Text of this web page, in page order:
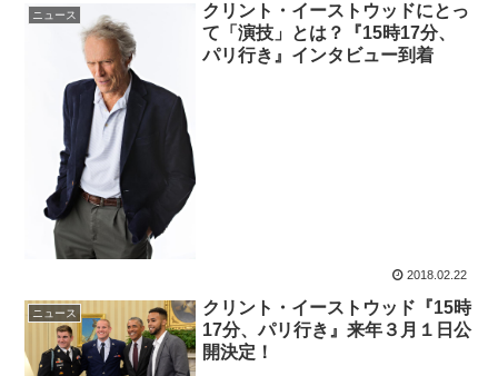
ニュース
クリント・イーストウッドにとっ
て「演技」とは？『15時17分、
パリ行き』インタビュー到着
2018.02.22
ニュース
クリント・イーストウッド『15時
17分、パリ行き』来年３月１日公
開決定！